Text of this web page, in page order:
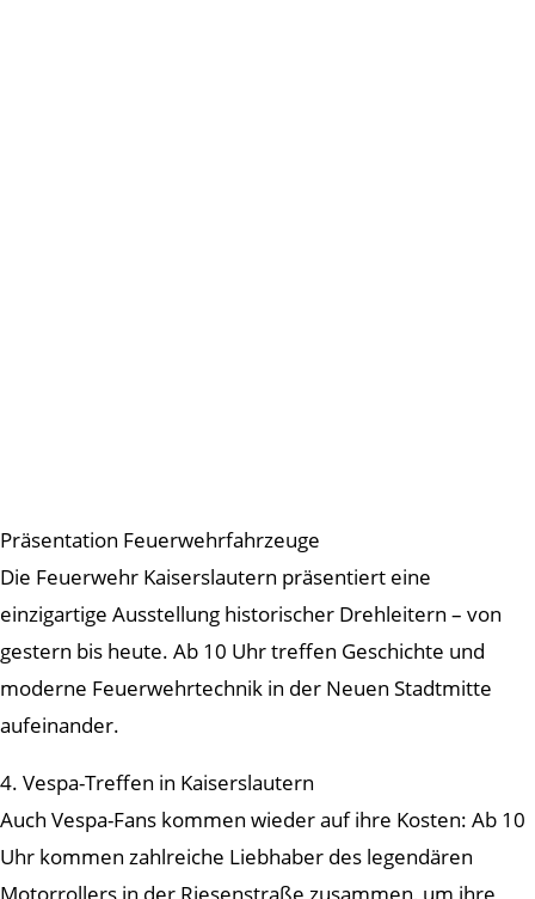
Präsentation Feuerwehrfahrzeuge
Die Feuerwehr Kaiserslautern präsentiert eine
einzigartige Ausstellung historischer Drehleitern – von
gestern bis heute. Ab 10 Uhr treffen Geschichte und
moderne Feuerwehrtechnik in der Neuen Stadtmitte
aufeinander.
4. Vespa-Treffen in Kaiserslautern
Auch Vespa-Fans kommen wieder auf ihre Kosten: Ab 10
Uhr kommen zahlreiche Liebhaber des legendären
Motorrollers in der Riesenstraße zusammen, um ihre